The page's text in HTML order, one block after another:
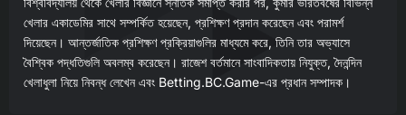
খেলার একাডেমির সাথে সম্পর্কিত হয়েছেন, প্রশিক্ষণ প্রদান করেছেন এবং পরামর্শ
দিয়েছেন। আন্তর্জাতিক প্রশিক্ষণ প্রক্রিয়াগুলির মাধ্যমে করে, তিনি তার অভ্যাসে
বৈশ্বিক পদ্ধতিগুলি অবলম্ব করেছেন। রাজেশ বর্তমানে সাংবাদিকতায় নিযুক্ত, দৈনন্দিন
খেলাধুলা নিয়ে নিবন্ধ লেখেন এবং Betting.BC.Game-এর প্রধান সম্পাদক।